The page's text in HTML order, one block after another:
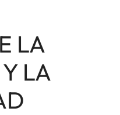
LA
LA